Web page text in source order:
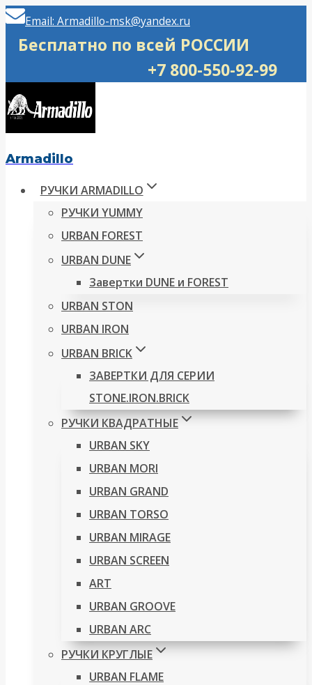
Перейти
Email: Armadillo-msk@yandex.ru
Бесплатно по всей РОССИИ
+7 800-550-92-99
Armadillo
РУЧКИ ARMADILLO
РУЧКИ YUMMY
URBAN FOREST
URBAN DUNE
Завертки DUNE и FOREST
URBAN STON
URBAN IRON
URBAN BRICK
ЗАВЕРТКИ ДЛЯ СЕРИИ
STONE.IRON.BRICK
РУЧКИ КВАДРАТНЫЕ
URBAN SKY
URBAN MORI
URBAN GRAND
URBAN TORSO
URBAN MIRAGE
URBAN SCREEN
ART
URBAN GROOVE
URBAN ARC
РУЧКИ КРУГЛЫЕ
URBAN FLAME